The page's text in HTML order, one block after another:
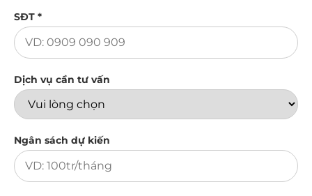
SĐT *
Dịch vụ cần tư vấn
Ngân sách dự kiến